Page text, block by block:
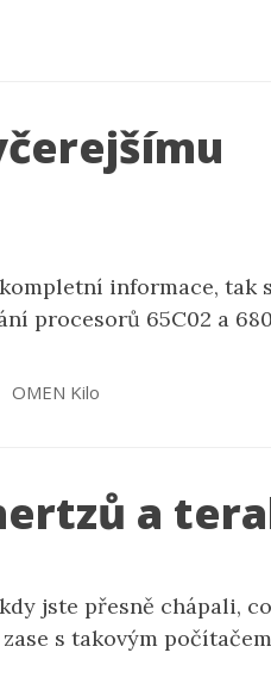
informace, tak
procesorů 65C02 a
OMEN Kilo
a
jste přesně chápali,
s takovým